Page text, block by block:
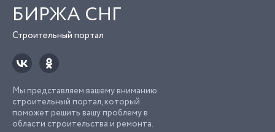
БИРЖА СНГ
Строительный портал
Мы представляем вашему вниманию
строительный портал, который
поможет решить вашу проблему в
области строительства и ремонта.